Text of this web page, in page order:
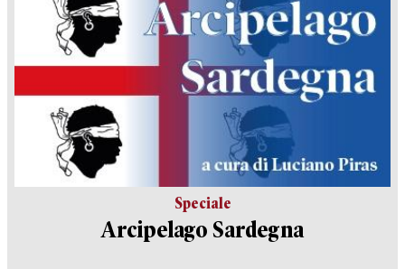
Speciale
Arcipelago Sardegna